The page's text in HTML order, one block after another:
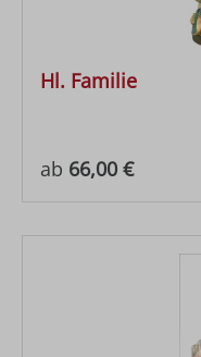
Hl. Familie
Regulärer Preis:
ab 66,00 €